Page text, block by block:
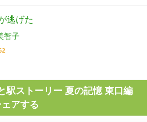
逃げた
智子
駅ストーリー 夏の記憶 東口編
アする